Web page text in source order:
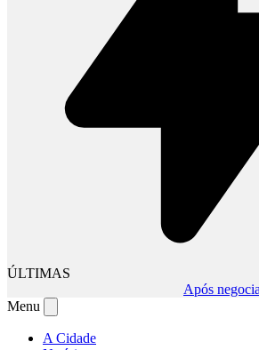
ÚLTIMAS
Após
Menu
A Cidade